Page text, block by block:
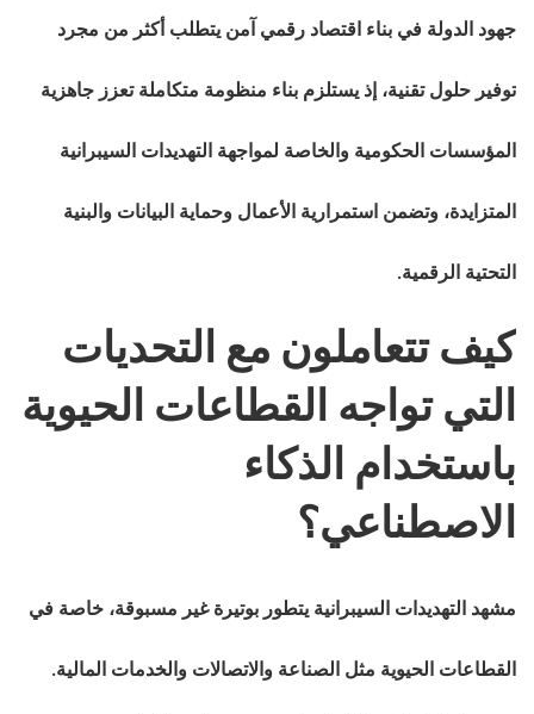
جهود الدولة في بناء اقتصاد رقمي آمن يتطلب أكثر من مجرد
توفير حلول تقنية، إذ يستلزم بناء منظومة متكاملة تعزز جاهزية
المؤسسات الحكومية والخاصة لمواجهة التهديدات السيبرانية
المتزايدة، وتضمن استمرارية الأعمال وحماية البيانات والبنية
التحتية الرقمية.
كيف تتعاملون مع التحديات
التي تواجه القطاعات الحيوية
باستخدام الذكاء
الاصطناعي؟
مشهد التهديدات السيبرانية يتطور بوتيرة غير مسبوقة، خاصة في
القطاعات الحيوية مثل الصناعة والاتصالات والخدمات المالية.